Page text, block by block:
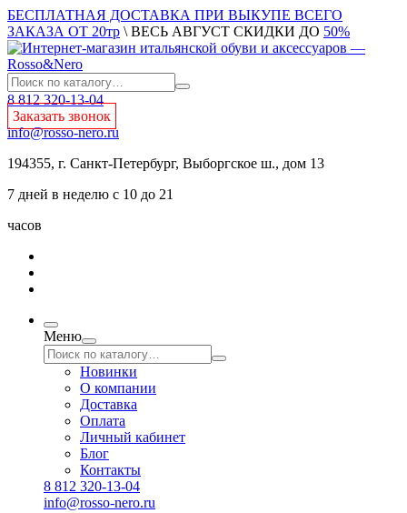
БЕСПЛАТНАЯ ДОСТАВКА ПРИ ВЫКУПЕ ВСЕГО
ЗАКАЗА ОТ 20тр \ ВЕСЬ АВГУСТ СКИДКИ ДО 50%
8 812 320-13-04
Заказать звонок
info@rosso-nero.ru
194355, г. Санкт-Петербург, Выборгское ш., дом 13
7 дней в неделю с 10 до 21
часов
Меню
Новинки
О компании
Доставка
Оплата
Личный кабинет
Блог
Контакты
8 812 320-13-04
info@rosso-nero.ru